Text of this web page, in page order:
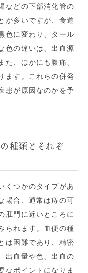
などの下部消化管の
が多いですが、食道
色に変わり、タール
色の違いは、出血源
た、ほかにも腹痛、
ます。これらの併発
患が原因なのかを予
種類とそれぞ
くつかのタイプがあ
場合、通常は痔の可
肛門に近いところに
られます。血便の種
は困難であり、精密
出血量や色、出血の
なポイントになりま